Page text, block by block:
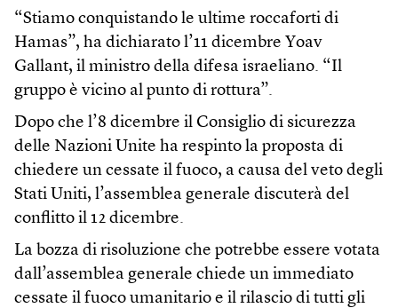
“Stiamo conquistando le ultime roccaforti di
Hamas”, ha dichiarato l’11 dicembre Yoav
Gallant, il ministro della difesa israeliano. “Il
gruppo è vicino al punto di rottura”.
Dopo che l’8 dicembre il Consiglio di sicurezza
delle Nazioni Unite ha respinto la proposta di
chiedere un cessate il fuoco, a causa del veto degli
Stati Uniti, l’assemblea generale discuterà del
conflitto il 12 dicembre.
La bozza di risoluzione che potrebbe essere votata
dall’assemblea generale chiede un immediato
cessate il fuoco umanitario e il rilascio di tutti gli